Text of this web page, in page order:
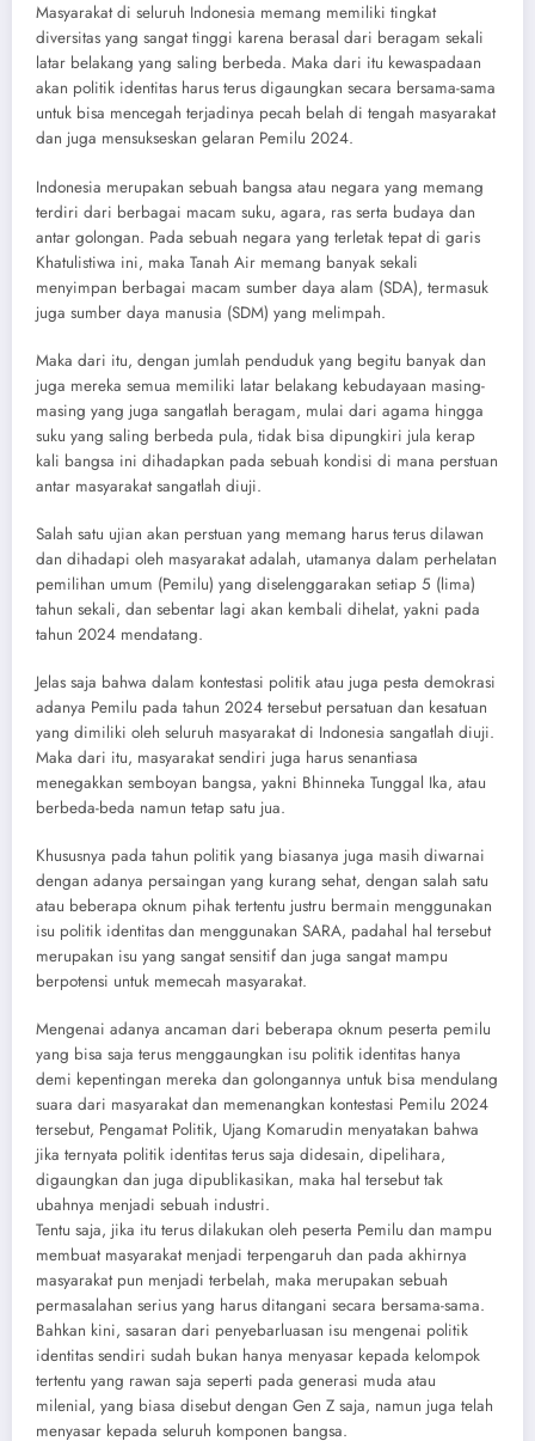
Masyarakat di seluruh Indonesia memang memiliki tingkat
diversitas yang sangat tinggi karena berasal dari beragam sekali
latar belakang yang saling berbeda. Maka dari itu kewaspadaan
akan politik identitas harus terus digaungkan secara bersama-sama
untuk bisa mencegah terjadinya pecah belah di tengah masyarakat
dan juga mensukseskan gelaran Pemilu 2024.
Indonesia merupakan sebuah bangsa atau negara yang memang
terdiri dari berbagai macam suku, agara, ras serta budaya dan
antar golongan. Pada sebuah negara yang terletak tepat di garis
Khatulistiwa ini, maka Tanah Air memang banyak sekali
menyimpan berbagai macam sumber daya alam (SDA), termasuk
juga sumber daya manusia (SDM) yang melimpah.
Maka dari itu, dengan jumlah penduduk yang begitu banyak dan
juga mereka semua memiliki latar belakang kebudayaan masing-
masing yang juga sangatlah beragam, mulai dari agama hingga
suku yang saling berbeda pula, tidak bisa dipungkiri jula kerap
kali bangsa ini dihadapkan pada sebuah kondisi di mana perstuan
antar masyarakat sangatlah diuji.
Salah satu ujian akan perstuan yang memang harus terus dilawan
dan dihadapi oleh masyarakat adalah, utamanya dalam perhelatan
pemilihan umum (Pemilu) yang diselenggarakan setiap 5 (lima)
tahun sekali, dan sebentar lagi akan kembali dihelat, yakni pada
tahun 2024 mendatang.
Jelas saja bahwa dalam kontestasi politik atau juga pesta demokrasi
adanya Pemilu pada tahun 2024 tersebut persatuan dan kesatuan
yang dimiliki oleh seluruh masyarakat di Indonesia sangatlah diuji.
Maka dari itu, masyarakat sendiri juga harus senantiasa
menegakkan semboyan bangsa, yakni Bhinneka Tunggal Ika, atau
berbeda-beda namun tetap satu jua.
Khususnya pada tahun politik yang biasanya juga masih diwarnai
dengan adanya persaingan yang kurang sehat, dengan salah satu
atau beberapa oknum pihak tertentu justru bermain menggunakan
isu politik identitas dan menggunakan SARA, padahal hal tersebut
merupakan isu yang sangat sensitif dan juga sangat mampu
berpotensi untuk memecah masyarakat.
Mengenai adanya ancaman dari beberapa oknum peserta pemilu
yang bisa saja terus menggaungkan isu politik identitas hanya
demi kepentingan mereka dan golongannya untuk bisa mendulang
suara dari masyarakat dan memenangkan kontestasi Pemilu 2024
tersebut, Pengamat Politik, Ujang Komarudin menyatakan bahwa
jika ternyata politik identitas terus saja didesain, dipelihara,
digaungkan dan juga dipublikasikan, maka hal tersebut tak
ubahnya menjadi sebuah industri.
Tentu saja, jika itu terus dilakukan oleh peserta Pemilu dan mampu
membuat masyarakat menjadi terpengaruh dan pada akhirnya
masyarakat pun menjadi terbelah, maka merupakan sebuah
permasalahan serius yang harus ditangani secara bersama-sama.
Bahkan kini, sasaran dari penyebarluasan isu mengenai politik
identitas sendiri sudah bukan hanya menyasar kepada kelompok
tertentu yang rawan saja seperti pada generasi muda atau
milenial, yang biasa disebut dengan Gen Z saja, namun juga telah
menyasar kepada seluruh komponen bangsa.